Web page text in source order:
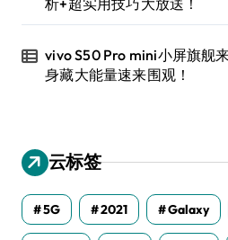
vivo S50 Pro mini小屏旗舰
身藏大能量速来围观！
云标签
5G 2021 Galaxy